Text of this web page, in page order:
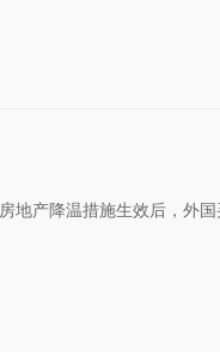
地产降温措施生效后，外